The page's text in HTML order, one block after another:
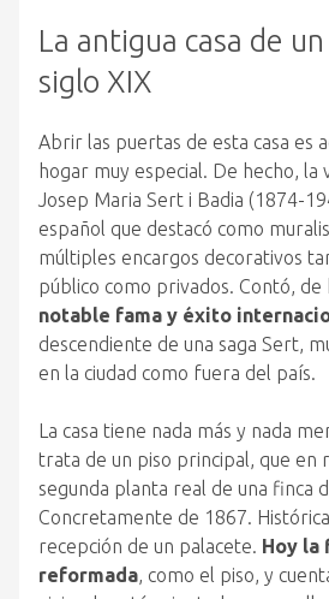
La antigua casa de
siglo XIX
Abrir las puertas de esta casa es
hogar muy especial. De hecho, la
Josep Maria Sert i Badia (1874-
español que destacó como
múltiples encargos decorativos
público como privados. Contó, de
notable fama y éxito
descendiente de una saga Sert,
en la ciudad como fuera del país.
La casa tiene nada más y nada
trata de un piso principal, que en
segunda planta real de una finca
Concretamente de 1867.
recepción de un palacete. Hoy la
reformada, como el piso, y